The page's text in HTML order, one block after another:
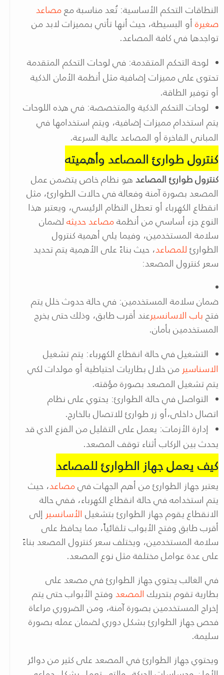
النطاقات التحكم الأساسية: تُعد مناسبة معمصاعد
صغيرةأو البسيطة، حيث أنها تأتي بمميزات لابد من
تواجدها في كافة المصاعد.
لوحة التحكم المتقدمة: في لوحات التحكم المتقدمة
تحتوى على مميزات إضافية مثل أنظمة الأمان الذكية
أو توفير الطاقة.
لوحات التحكم الذكية والمتخصصة: في هذه اللوحات
يتم استخدام مميزات إضافية، ويتم استخدامها في
المباني الفاخرة أو المصاعد عالية السرعة.
كنترول طوارئ المصاعد وأهميته
كنترول طوارئ المصاعدهو نظام خاص يتضمن عمل
المصعد بصورة آمنة وفعالة في حالات الطوارئ، مثل
انقطاع الكهرباء أو تعطل النظام الرئيسي، ويعتبر هذا
النوع جزء أساسي من أنظمةمصاعد حديثهلضمان
سلامة المستخدمين، وفيما يلي أهمية كنترول
الطوارئللمصاعد، حيث بناءً على الأهمية يتم تحديد
سعر كنترول المصعد:
ضمان سلامة المستخدمين: في حالة حدوث خلل يتم
فتحباب الاسانسيرعند أقرب طابق، وذلك حتى يخرج
المستخدمين بأمان.
التشغيل في حالة انقطاع الكهرباء: يتم تشغيل
الاسناسير من خلال بطاريات احتياطية أو مولدات لكي
يتم تشغيل المصعد بصورة مؤقته.
التواصل في حالة الطوارئ: يحتوي على نظام
اتصال داخلى،أو زر طوارئ للاتصال بالخارج.
إدارة الأزمات: يعمل على التقليل من الفزع الذي قد
يحدث بين الركاب أثناء توقف المصعد.
كيف يعمل جهاز الطوارئ للمصاعد
يعتبر جهاز الطوارئ من أهم الجهات فيمصاعد، حيث
يتم استخدامه في حالة انقطاع الكهرباء، ففي حالة
الانقطاع يقوم جهاز الطوارئ بتشغيل الأسانسير إلى
أقرب طابق وفتح الأبواب تلقائياً، مما يحافظ على
سلامة المستخدمين، ويختلف سعر كنترول المصعد بناءً
على عدة عوامل مختلفة مثل نوع المصعد.
في الغالب يحتوي جهاز الطوارئ في مصعد على
بطارية تقوم بتحريك المصعدوفتح الأبواب حتى يتم
إخراج المستخدمين بصورة آمنة، ومن الضروري مراعاة
فحص جهاز الطوارئ بشكل دوري لضمان عمله بصورة
سليمة.
ويحتوي جهاز الطوارئ في المصعد على كثير من دوائر